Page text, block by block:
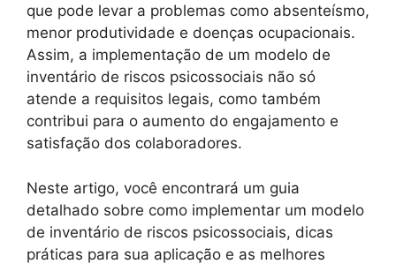
que pode levar a problemas como absenteísmo,
menor produtividade e doenças ocupacionais.
Assim, a implementação de um modelo de
inventário de riscos psicossociais não só
atende a requisitos legais, como também
contribui para o aumento do engajamento e
satisfação dos colaboradores.
Neste artigo, você encontrará um guia
detalhado sobre como implementar um modelo
de inventário de riscos psicossociais, dicas
práticas para sua aplicação e as melhores